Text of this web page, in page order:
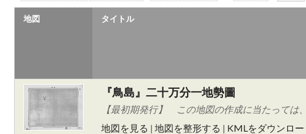
地図 タイトル
『鳥島』二十万分一地勢圖
【最初期発行】 この地図の作成に当たって
地図を見る | 地図を整形する | KMLをダウンロー